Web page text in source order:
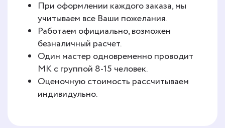
При оформлении каждого заказа, мы
учитываем все Ваши пожелания.
Работаем официально, возможен
безналичный расчет.
Один мастер одновременно проводит
МК с группой 8-15 человек.
Оценочную стоимость рассчитываем
индивидульно.